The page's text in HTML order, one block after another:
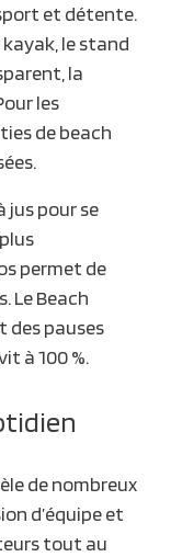
et détente.
le stand
la
les
de beach
jus pour se
permet de
Le Beach
des pauses
à 100 %.
de nombreux
d’équipe et
tout au